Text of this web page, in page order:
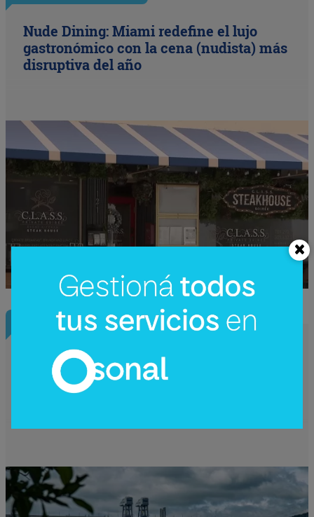
Nude Dining: Miami redefine el lujo
gastronómico con la cena (nudista) más
disruptiva del año
InfoConstrucción
¿Una nueva hidroeléctrica binacional?
Reactivan en Argentina el debate sobre
Corpus Christi (un proyecto de US$